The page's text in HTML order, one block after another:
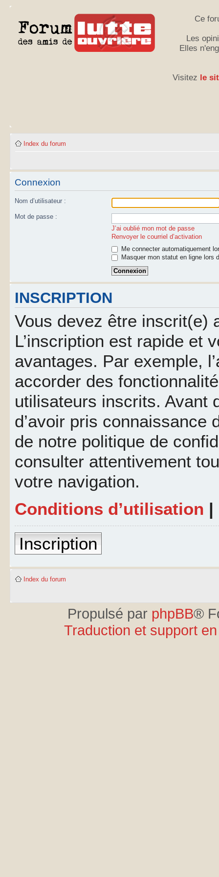
Ce
Les
Elles
Visitez le
Index du forum
Connexion
Nom d’utilisateur :
Mot de passe :
J’ai oublié mon mot de passe
Renvoyer le courriel d’activation
Me connecter automatiquement
Masquer mon statut en ligne lors
INSCRIPTION
Vous devez être inscrit(e)
L’inscription est rapide et
avantages. Par exemple,
accorder des
utilisateurs inscrits. Avant
d’avoir pris connaissance
de notre politique de
consulter attentivement
votre navigation.
Conditions d’utilisation |
Inscription
Index du forum
Propulsé par phpBB®
Traduction et support